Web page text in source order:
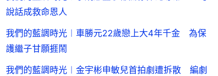
說話成救命恩人
我們的藍調時光︱車勝元22歲戀上大4年千金 為保
護繼子甘願捱鬧
我們的藍調時光︱金宇彬申敏兒首拍劇遭拆散 編劇